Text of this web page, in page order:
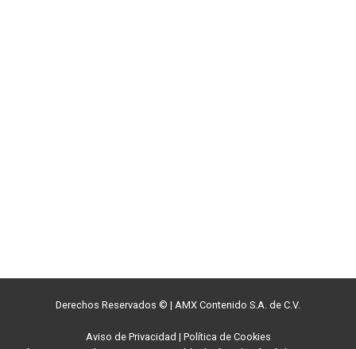
Derechos Reservados © | AMX Contenido S.A. de C.V.
Aviso de Privacidad | Política de Cookies